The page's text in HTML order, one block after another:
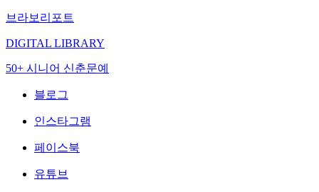
브라보리포트
DIGITAL LIBRARY
50+ 시니어 신춘문예
블로그
인스타그램
페이스북
유튜브